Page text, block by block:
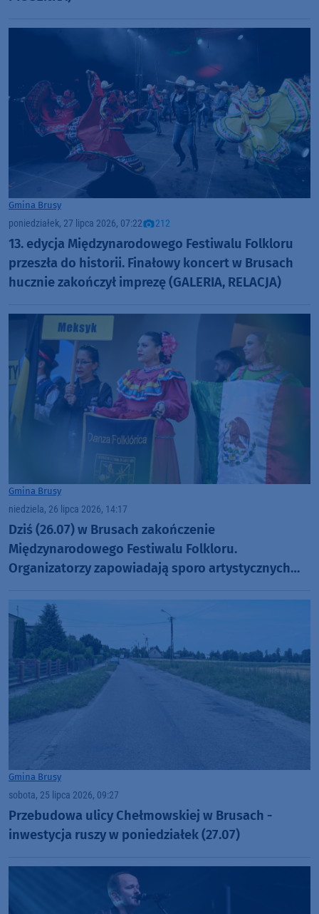
Gmina Brusy
poniedziałek, 27 lipca 2026, 07:22 212
13. edycja Międzynarodowego Festiwalu Folkloru
przeszła do historii. Finałowy koncert w Brusach
hucznie zakończył imprezę (GALERIA, RELACJA)
Gmina Brusy
niedziela, 26 lipca 2026, 14:17
Dziś (26.07) w Brusach zakończenie
Międzynarodowego Festiwalu Folkloru.
Organizatorzy zapowiadają sporo artystycznych
Gmina Brusy
sobota, 25 lipca 2026, 09:27
Przebudowa ulicy Chełmowskiej w Brusach -
inwestycja ruszy w poniedziałek (27.07)